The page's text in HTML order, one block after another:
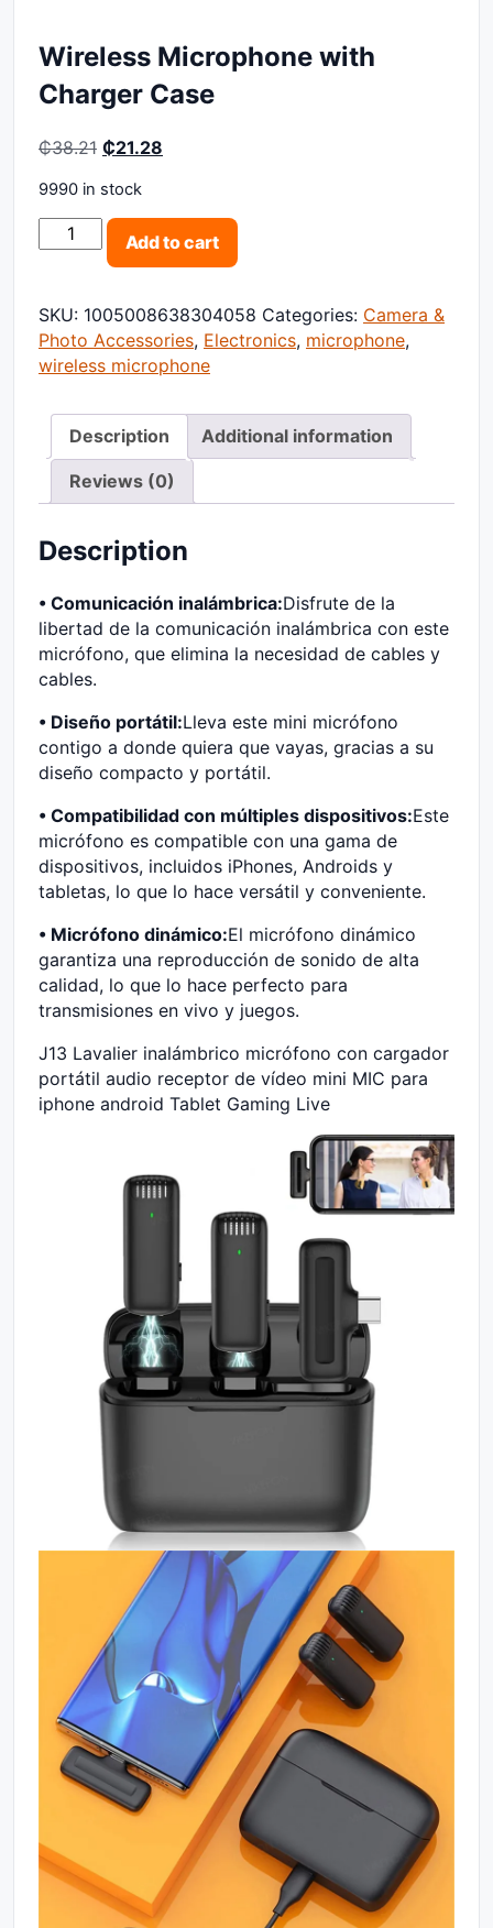
Wireless Microphone with
Charger Case
₵38.21 Original price was: ₵38.21.
₵21.28
9990 in stock
Wireless Microphone with Charger Case quantity
Add to cart
SKU: 1005008638304058 Categories: Camera &
Photo Accessories, Electronics, microphone,
wireless microphone
Description Additional information
Reviews (0)
Description
• Comunicación inalámbrica:Disfrute de la
libertad de la comunicación inalámbrica con este
micrófono, que elimina la necesidad de cables y
cables.
• Diseño portátil:Lleva este mini micrófono
contigo a donde quiera que vayas, gracias a su
diseño compacto y portátil.
• Compatibilidad con múltiples dispositivos:Este
micrófono es compatible con una gama de
dispositivos, incluidos iPhones, Androids y
tabletas, lo que lo hace versátil y conveniente.
• Micrófono dinámico:El micrófono dinámico
garantiza una reproducción de sonido de alta
calidad, lo que lo hace perfecto para
transmisiones en vivo y juegos.
J13 Lavalier inalámbrico micrófono con cargador
portátil audio receptor de vídeo mini MIC para
iphone android Tablet Gaming Live